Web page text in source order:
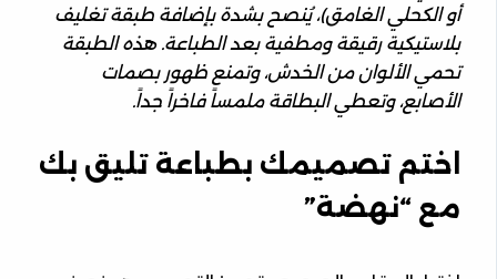
أو الكحلي الغامق)، يُنصح بشدة بإضافة طبقة تغليف
بلاستيكية رقيقة ومطفية بعد الطباعة. هذه الطبقة
تحمي الألوان من الخدش، وتمنع ظهور بصمات
الأصابع، وتعطي البطاقة ملمساً فاخراً جداً.
اختم تصميمك بطباعة تليق بك
مع “نهضة”